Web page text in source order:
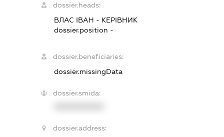
dossier.heads:
ВЛАС ІВАН - КЕРІВНИК
dossier.position -
dossier.beneficiaries:
dossier.missingData
dossier.smida:
dossier.address: